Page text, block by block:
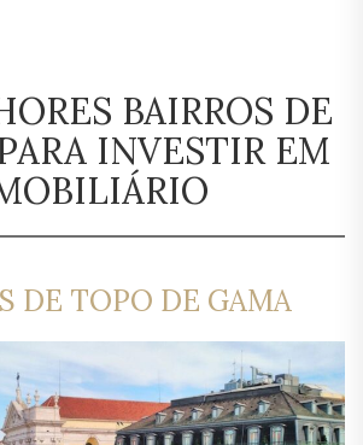
BAIRROS DE
INVESTIR EM
DE TOPO DE GAMA